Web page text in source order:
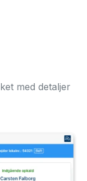
med detaljer